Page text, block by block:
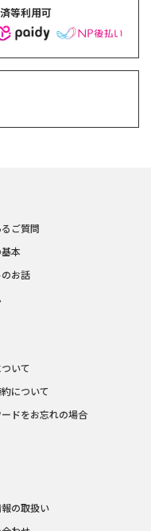
等利用可
ご質問
本
お話
いて
について
ドをお忘れの場合
の取扱い